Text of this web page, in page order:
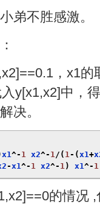
弟不胜感激。
，x1
y[x1,x2]中，
决。
x1^- 1 x2^- 1/( 1-(x1+
-x1^- 1 x2^- 1) x1^- 1
的情况